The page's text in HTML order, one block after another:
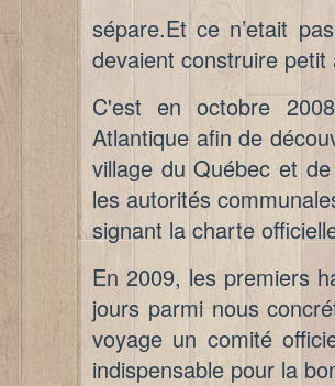
sépare.Et ce n’etait
devaient construire
C'est en octobre
Atlantique afin de
village du Québec et
les autorités
signant la charte
En 2009, les premiers
jours parmi nous
voyage un comité
indispensable pour la